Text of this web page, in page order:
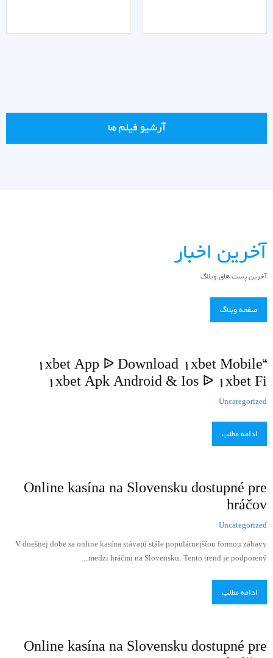
آرشیو فیلم ها
آخرین اخبار
آخرین پست های وبلاگ
صفحه وبلاگ
“1xbet App ᐉ Download 1xbet Mobile
1xbet Apk Android & Ios ᐉ 1xbet Fi
Uncategorized
ادامه مطلب
Online kasína na Slovensku dostupné pre
hráčov
Uncategorized
V dnešnej dobe sa online kasína stávajú stále populárnejšíou formou zábavy
medzi hráčmi na Slovensku. Tento trend je podporený...
ادامه مطلب
Online kasína na Slovensku dostupné pre